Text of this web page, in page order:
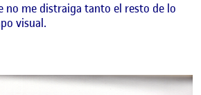
no me distraiga tanto el resto de lo
visual.